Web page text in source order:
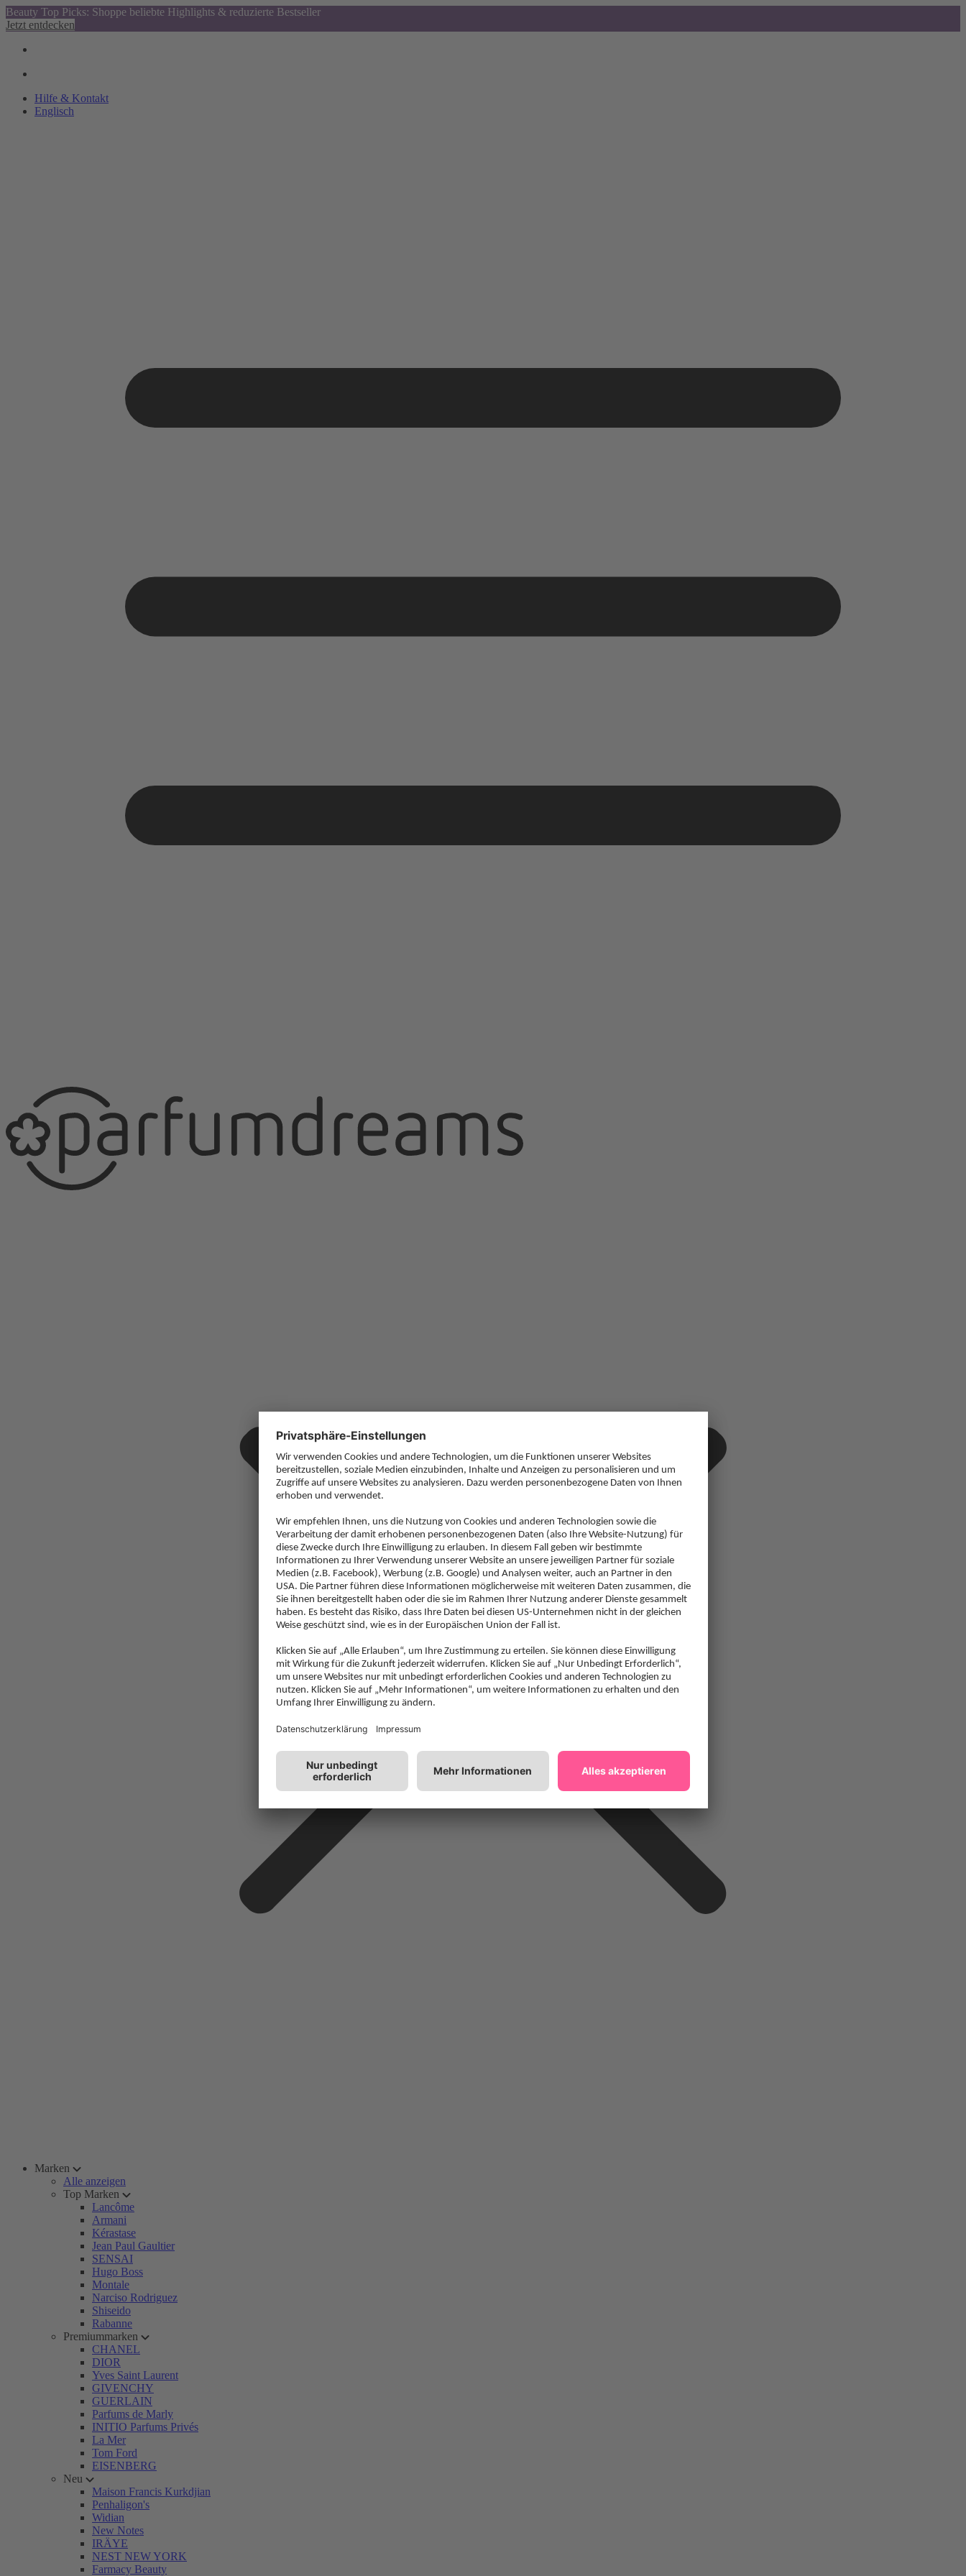
Beauty Top Picks: Shoppe beliebte Highlights & reduzierte Bestseller
Jetzt entdecken
Hilfe & Kontakt
Englisch
Marken
Alle anzeigen
Top Marken
Lancôme
Armani
Kérastase
Jean Paul Gaultier
SENSAI
Hugo Boss
Montale
Narciso Rodriguez
Shiseido
Rabanne
Premiummarken
CHANEL
DIOR
Yves Saint Laurent
GIVENCHY
GUERLAIN
Parfums de Marly
INITIO Parfums Privés
La Mer
Tom Ford
EISENBERG
Neu
Maison Francis Kurkdjian
Penhaligon's
Widian
New Notes
IRÄYE
NEST NEW YORK
Farmacy Beauty